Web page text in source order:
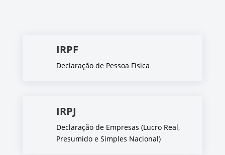
IRPF
Declaração de Pessoa Física
IRPJ
Declaração de Empresas (Lucro Real,
Presumido e Simples Nacional)